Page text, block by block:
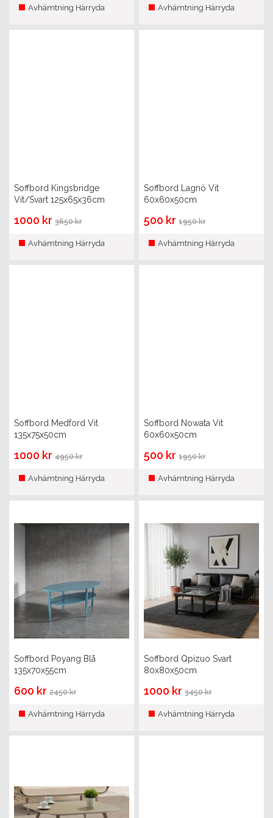
Avhämtning Härryda Avhämtning Härryda
Soffbord Kingsbridge
Vit/Svart 125x65x36cm
1000 kr3650 kr
Avhämtning Härryda
Soffbord Lagnö Vit
60x60x50cm
500 kr1950 kr
Avhämtning Härryda
Soffbord Medford Vit
135x75x50cm
1000 kr4950 kr
Avhämtning Härryda
Soffbord Nowata Vit
60x60x50cm
500 kr1950 kr
Avhämtning Härryda
Soffbord Poyang Blå
135x70x55cm
600 kr2450 kr
Avhämtning Härryda
Soffbord Qpizuo Svart
80x80x50cm
1000 kr3450 kr
Avhämtning Härryda